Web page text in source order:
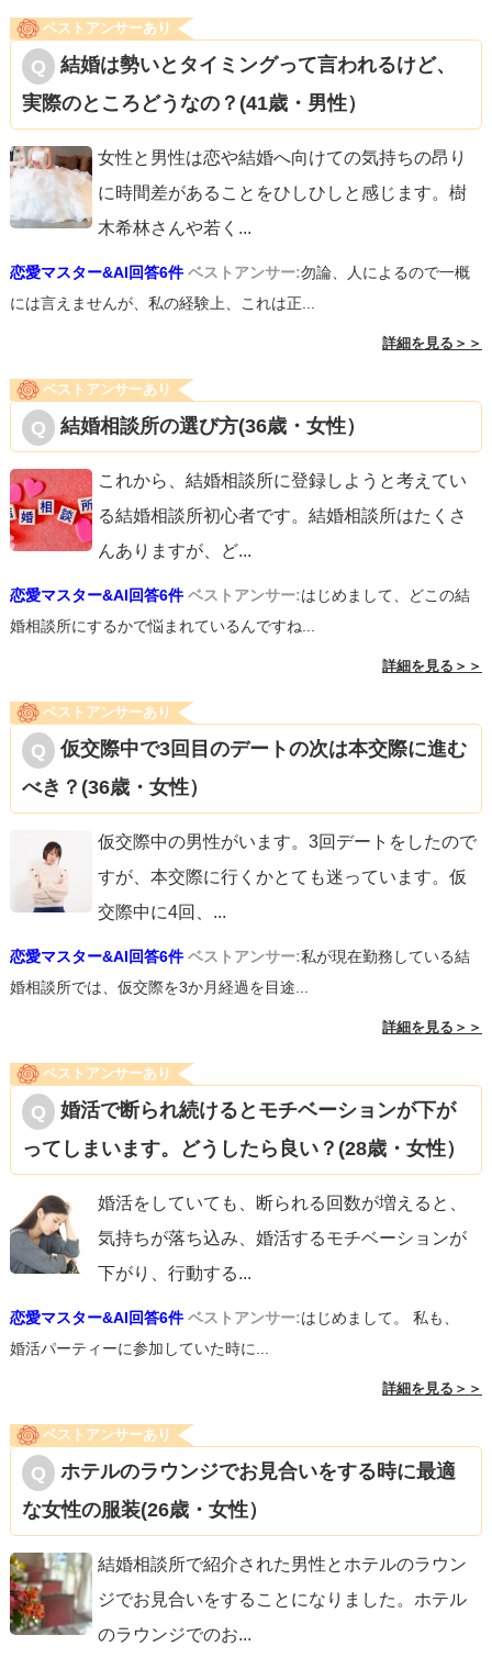
ベストアンサーあり
結婚は勢いとタイミングって言われるけど、
実際のところどうなの？(41歳・男性）
女性と男性は恋や結婚へ向けての気持ちの昂り
に時間差があることをひしひしと感じます。樹
木希林さんや若く ...
恋愛マスター&AI回答6件 ベストアンサー:勿論、人によるので一概
には言えませんが、私の経験上、これは正...
詳細を見る＞＞
ベストアンサーあり
結婚相談所の選び方(36歳・女性）
これから、結婚相談所に登録しようと考えてい
る結婚相談所初心者です。結婚相談所はたくさ
んありますが、ど...
恋愛マスター&AI回答6件 ベストアンサー:はじめまして、どこの結
婚相談所にするかで悩まれているんですね...
詳細を見る＞＞
ベストアンサーあり
仮交際中で3回目のデートの次は本交際に進む
べき？(36歳・女性）
仮交際中の男性がいます。3回デートをしたので
すが、本交際に行くかとても迷っています。仮
交際中に4回、 ...
恋愛マスター&AI回答6件 ベストアンサー:私が現在勤務している結
婚相談所では、仮交際を3か月経過を目途...
詳細を見る＞＞
ベストアンサーあり
婚活で断られ続けるとモチベーションが下が
ってしまいます。どうしたら良い？(28歳・女性）
婚活をしていても、断られる回数が増えると、
気持ちが落ち込み、婚活するモチベーションが
下がり、行動する...
恋愛マスター&AI回答6件 ベストアンサー:はじめまして。 私も、
婚活パーティーに参加していた時に...
詳細を見る＞＞
ベストアンサーあり
ホテルのラウンジでお見合いをする時に最適
な女性の服装(26歳・女性）
結婚相談所で紹介された男性とホテルのラウン
ジでお見合いをすることになりました。ホテル
のラウンジでのお...